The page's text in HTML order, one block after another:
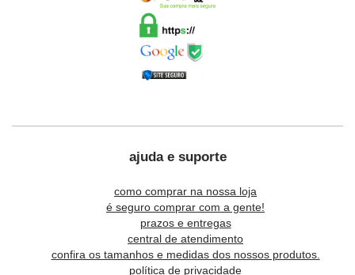
ajuda e suporte
como comprar na nossa loja
é seguro comprar com a gente!
prazos e entregas
central de atendimento
confira os tamanhos e medidas dos nossos produtos.
política de privacidade